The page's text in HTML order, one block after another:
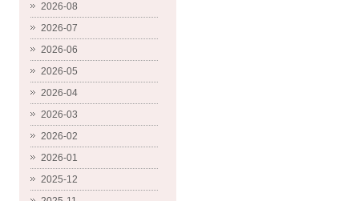
2026-08
2026-07
2026-06
2026-05
2026-04
2026-03
2026-02
2026-01
2025-12